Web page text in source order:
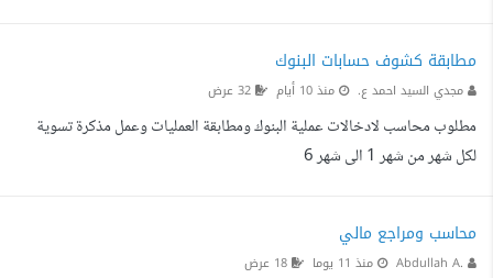
منصة سلة (بمتوسط 300 طلب شهريا)، ومصنعا قيد التأسيس يستورد مواده من
الخارج. أبحث عن كفاءة مالية صارمة في المواعيد، تحمي المؤسسة ضريبيا،
وتقدم تحليلات دقيقة للتكاليف. المهام ال...
مطابقة كشوف حسابات البنوك
مجدي السيد احمد ع. منذ 10 أيام
مطلوب محاسب لادخالات عملية البنوك ومطابقة العمليات وعمل مذكرة تسوية
لكل شهر من شهر 1 الى شهر 6
محاسب ومراجع مالي
Abdullah A. منذ 11 يوما